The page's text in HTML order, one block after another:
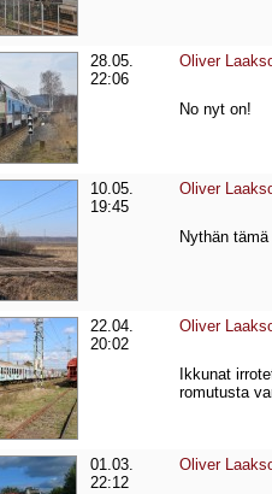
28.05.
22:06
Oliver
No nyt on!
10.05.
19:45
Oliver
Nythän
22.04.
20:02
Oliver
Ikkunat
romutusta
01.03.
22:12
Oliver